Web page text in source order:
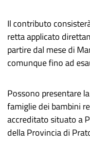
Il contributo
retta applicato
partire dal mese di
comunque fino ad
Possono presentare
famiglie dei bambini
accreditato situato a
della Provincia di